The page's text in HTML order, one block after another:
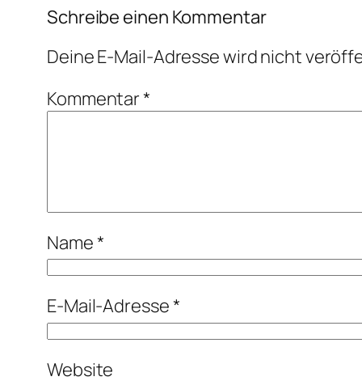
Schreibe einen Kommentar
Deine E-Mail-Adresse wird nicht
Kommentar*
Name*
E-Mail-Adresse*
Website